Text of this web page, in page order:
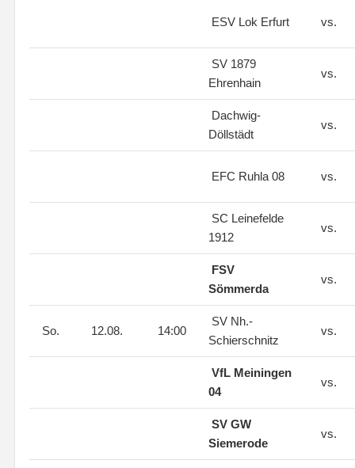
ESV Lok Erfurt vs.
SV 1879
Ehrenhain
vs.
Dachwig-
Döllstädt
vs.
EFC Ruhla 08 vs.
SC Leinefelde
1912
vs.
FSV
Sömmerda
vs.
So. 12.08. 14:00
SV Nh.-
Schierschnitz
vs.
VfL Meiningen
04
vs.
SV GW
Siemerode
vs.